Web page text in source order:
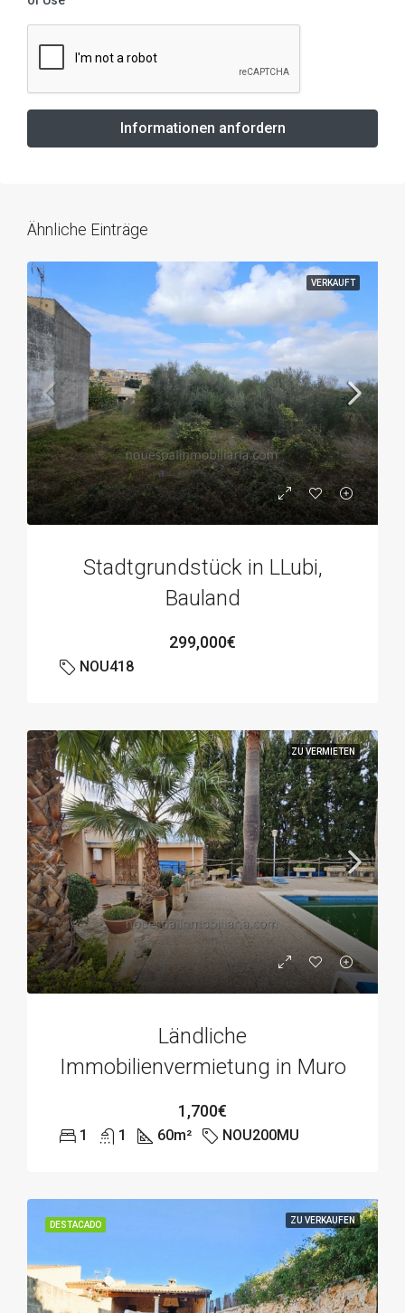
Informationen anfordern
Ähnliche Einträge
VERKAUFT
Stadtgrundstück in LLubi,
Bauland
299,000€
NOU418
ZU VERMIETEN
Ländliche
Immobilienvermietung in Muro
1,700€
1 1 60m² NOU200MU
DESTACADO ZU VERKAUFEN